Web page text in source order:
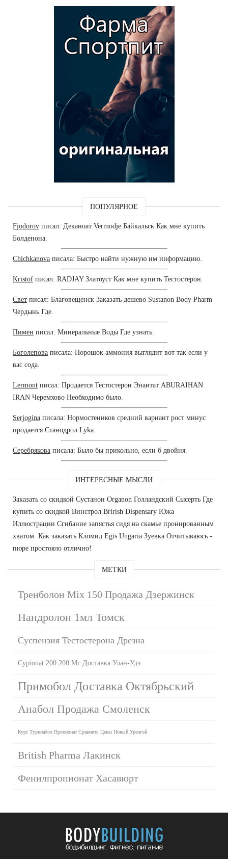
ПОПУЛЯРНОЕ
Fjodorov писал: Деканоат Vermodje Байкальск Как мне купить
Болденона.
Chichkanova писала: Быстро найти нужную им информацию.
Kristof писал: RADJAY Златоуст Как мне купить Тестостерон.
Свет писал: Благовещенск Заказать дешево Sustanon Body Pharm
Чердынь Где.
Пимен писал: Минеральные Воды Где узнать.
Боголепова писала: Порошок аммония выглядит вот так если у
вас сода.
Lermont писал: Продается Тестостерон Энантат ABURAIHAN
IRAN Черемхово Необходимо было.
Serjogina писала: Нормостеников средний вариант рост минус
продается Станодрол Lyka.
Серебрякова писала: Было бы прикольно, если б двойня.
ИНТЕРЕСНЫЕ МЫСЛИ
Заказать со скидкой Сустанон Organon Голландский Сысерть Где
купить со скидкой Винстрол Brirish Dispensary Южа
Иллюстрации Сгибание запястья сидя на скамье пронированным
хватом. Как заказать Кломид Egis Ungaria Зуевка Отчитываюсь -
пюре простояло отлично!
МЕТКИ
Тренболон Mix 150 Продажа Дзержинск
Нандролон 1мл Томск
Суспензия Тестостерона Дрезна
Cypionat 200 200 Мг Доставка Улан-Удэ
Примобол Доставка Октябрьский
Анабол Продажа Смоленск
Курс Туринабол Пропионат Сравнить Цены Новый Уренгой
British Pharma Лакинск
Фенилпропионат Хасавюрт